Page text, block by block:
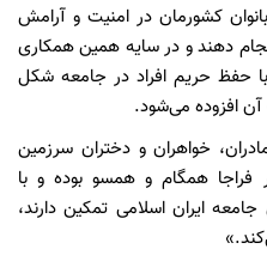
کشورمان در امنیت و آرامش
دهند و در سایه همین همکاری
حفظ حریم افراد در جامعه شکل
آن افزوده می‌شود.
خواهران و دختران سرزمین
فراجا همگام و همسو بوده و با
ایران اسلامی تمکین دارند،